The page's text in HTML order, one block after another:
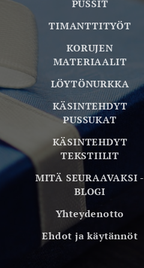
PUSSIT
TIMANTTITYÖT
KORUJEN
MATERIAALIT
LÖYTÖNURKKA
KÄSINTEHDYT
PUSSUKAT
KÄSINTEHDYT
TEKSTIILIT
MITÄ SEURAAVAKSI -
BLOGI
Yhteydenotto
Ehdot ja käytännöt